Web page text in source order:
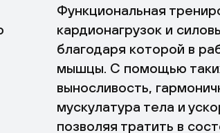
Функциональная
кардионагрузок и
благодаря которой в
мышцы. С помощью
выносливость,
мускулатура тела и
позволяя тратить в